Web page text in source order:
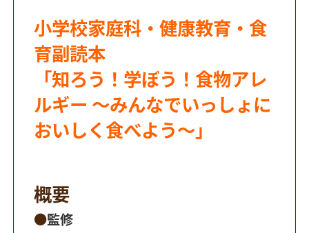
小学校家庭科・健康教育・食
育副読本
「知ろう！学ぼう！食物アレ
ルギー 〜みんなでいっしょに
おいしく食べよう〜」
概要
監修